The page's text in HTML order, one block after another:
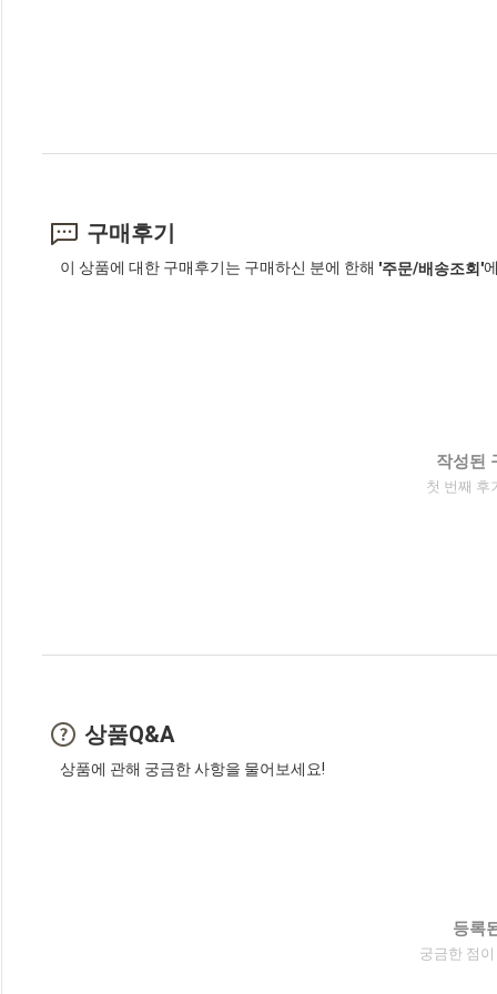
구매후기
이 상품에 대한 구매후기는 구매하신 분에 한해 '주문/배송조회'
작성된
첫 번째 후
상품Q&A
상품에 관해 궁금한 사항을 물어보세요!
등록
궁금한 점